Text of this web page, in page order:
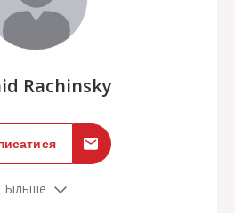
Rachinsky
Більше